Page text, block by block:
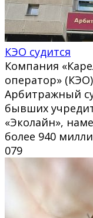
КЭО судится
Компания
оператор»
Арбитражный
бывших
«Эколайн»,
более 940
079